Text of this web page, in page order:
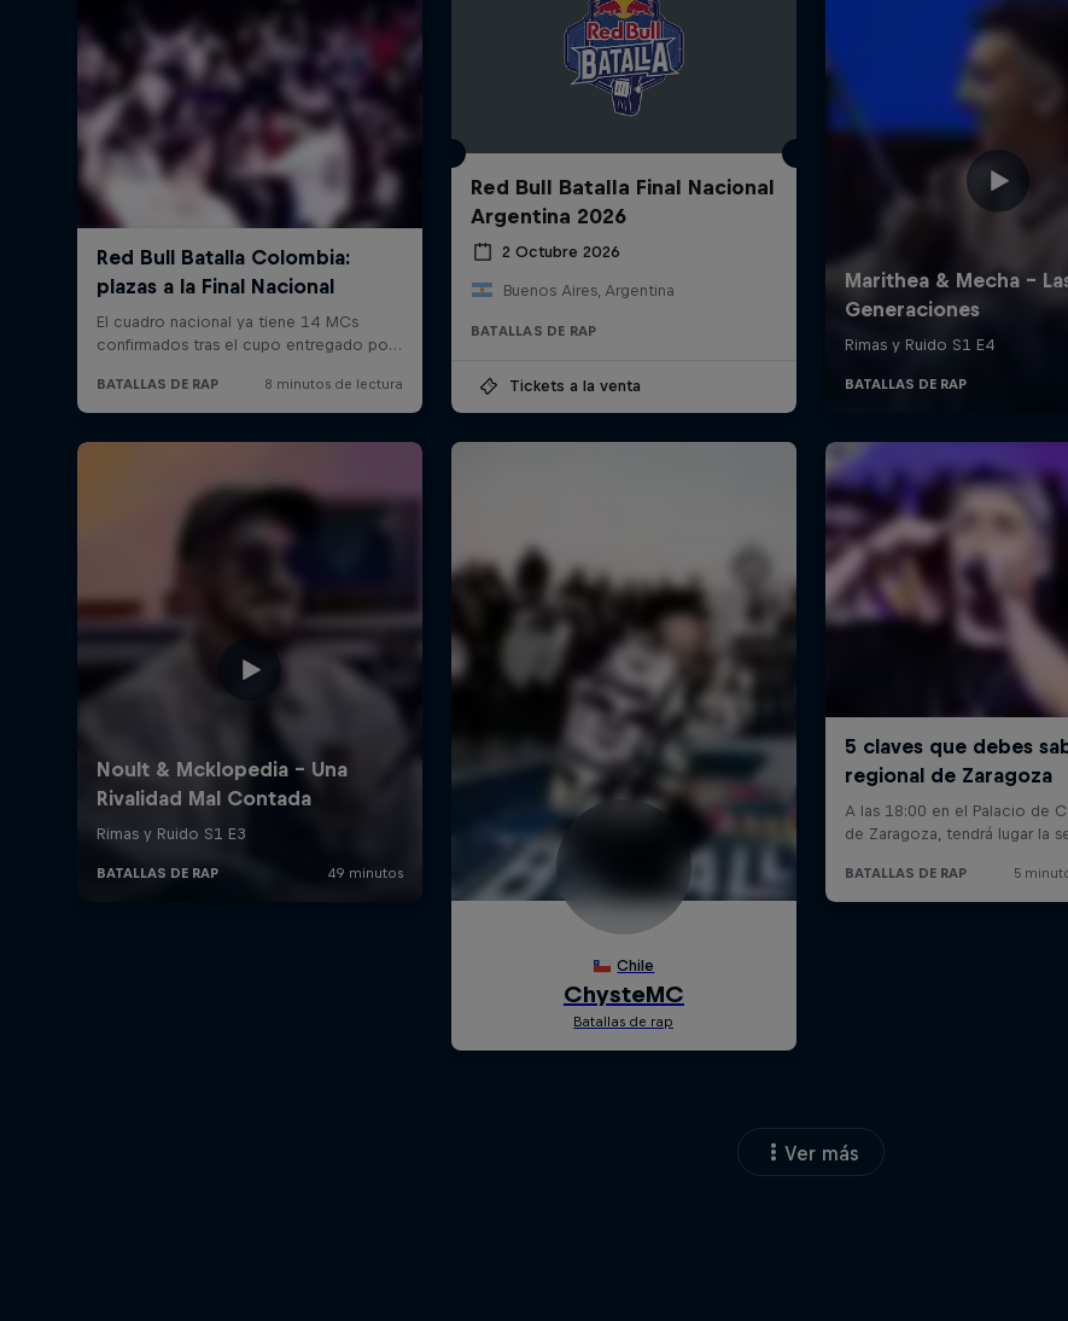
Red Bull Batalla Final Nacional
Argentina 2026
2 Octubre 2026
Buenos Aires, Argentina
BATALLAS DE RAP
Tickets a la venta
Ver más